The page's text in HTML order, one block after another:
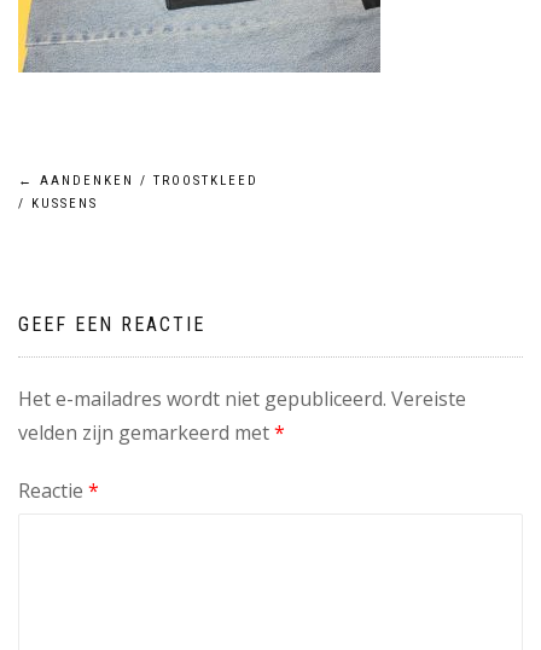
Bericht
←
AANDENKEN / TROOSTKLEED
/ KUSSENS
GEEF EEN REACTIE
Het e-mailadres wordt niet gepubliceerd. Vereiste
velden zijn gemarkeerd met*
Reactie *